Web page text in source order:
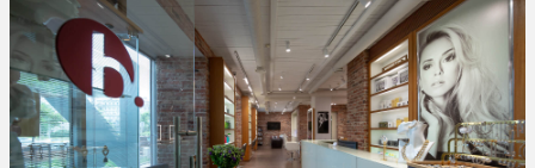
АКЦИИ
БЛОГ
СЕРТИФИКАТЫ
КОНТАКТЫ